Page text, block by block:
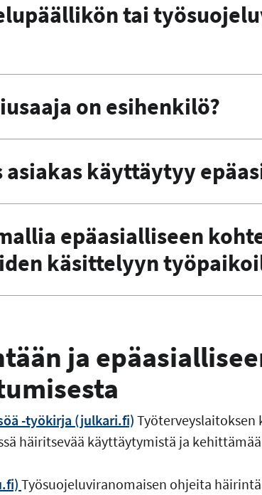
tai
on esihenkilö?
käyttäytyy
epäasialliseen
käsittelyyn
ja
-työkirja (julkari.fi)
häiritsevää käyttäytymistä ja
Työsuojeluviranomaisen ohjeita